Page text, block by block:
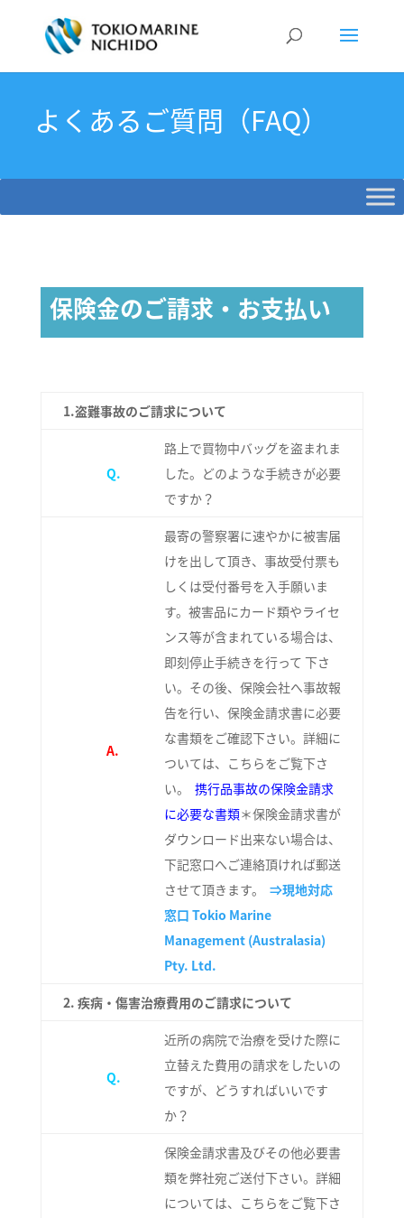
よくあるご質問（FAQ）
保険金のご請求・お支払い
1.盗難事故のご請求について
Q.
路上で買物中バッグを盗まれま
した。どのような手続きが必要
ですか？
A.
最寄の警察署に速やかに被害届
けを出して頂き、事故受付票も
しくは受付番号を入手願いま
す。被害品にカード類やライセ
ンス等が含まれている場合は、
即刻停止手続きを行って 下さ
い。その後、保険会社へ事故報
告を行い、保険金請求書に必要
な書類をご確認下さい。詳細に
ついては、こちらをご覧下さ
い。
携行品事故の保険金請求
に必要な書類＊保険金請求書が
ダウンロード出来ない場合は、
下記窓口へご連絡頂ければ郵送
させて頂きます。
⇒現地対応
窓口 Tokio Marine
Management (Australasia)
Pty. Ltd.
2. 疾病・傷害治療費用のご請求について
Q.
近所の病院で治療を受けた際に
立替えた費用の請求をしたいの
ですが、どうすればいいです
か？
保険金請求書及びその他必要書
類を弊社宛ご送付下さい。詳細
については、こちらをご覧下さ